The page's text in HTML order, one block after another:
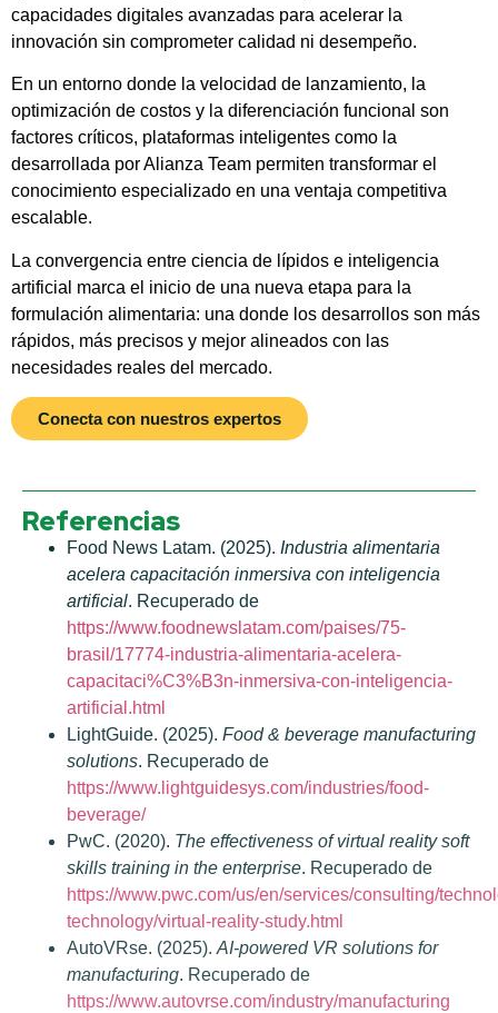
capacidades digitales avanzadas para acelerar la
innovación sin comprometer calidad ni desempeño.
En un entorno donde la velocidad de lanzamiento, la
optimización de costos y la diferenciación funcional son
factores críticos, plataformas inteligentes como la
desarrollada por Alianza Team permiten transformar el
conocimiento especializado en una ventaja competitiva
escalable.
La convergencia entre ciencia de lípidos e inteligencia
artificial marca el inicio de una nueva etapa para la
formulación alimentaria: una donde los desarrollos son más
rápidos, más precisos y mejor alineados con las
necesidades reales del mercado.
Conecta con nuestros expertos
Referencias
Food News Latam. (2025). Industria alimentaria
acelera capacitación inmersiva con inteligencia
artificial. Recuperado de
https://www.foodnewslatam.com/paises/75-
brasil/17774-industria-alimentaria-acelera-
capacitaci%C3%B3n-inmersiva-con-inteligencia-
artificial.html
LightGuide. (2025). Food & beverage manufacturing
solutions. Recuperado de
https://www.lightguidesys.com/industries/food-
beverage/
PwC. (2020). The effectiveness of virtual reality soft
skills training in the enterprise. Recuperado de
https://www.pwc.com/us/en/services/consulting/
technology/virtual-reality-study.html
AutoVRse. (2025). AI-powered VR solutions for
manufacturing. Recuperado de
https://www.autovrse.com/industry/manufacturing